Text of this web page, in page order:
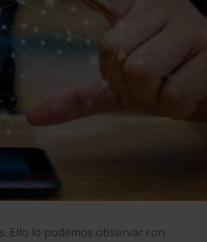
Ello lo podemos observar con